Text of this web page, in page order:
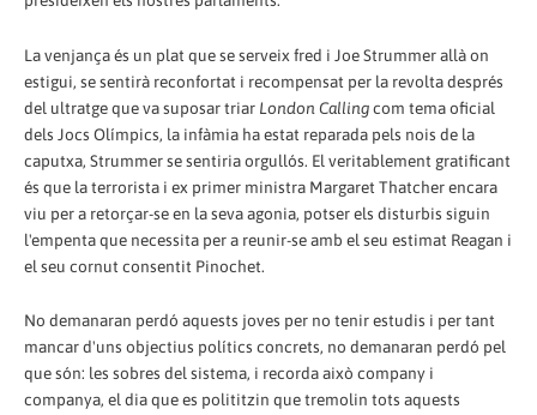
La venjança és un plat que se serveix fred i Joe Strummer allà on
estigui, se sentirà reconfortat i recompensat per la revolta després
del ultratge que va suposar triar London Callingcom tema oficial
dels Jocs Olímpics, la infàmia ha estat reparada pels nois de la
caputxa, Strummer se sentiria orgullós. El veritablement gratificant
és que la terrorista i ex primer ministra Margaret Thatcher encara
viu per a retorçar-se en la seva agonia, potser els disturbis siguin
l'empenta que necessita per a reunir-se amb el seu estimat Reagan i
el seu cornut consentit Pinochet.
No demanaran perdó aquests joves per no tenir estudis i per tant
mancar d'uns objectius polítics concrets, no demanaran perdó pel
que són: les sobres del sistema, i recorda això company i
companya, el dia que es polititzin que tremolin tots aquests